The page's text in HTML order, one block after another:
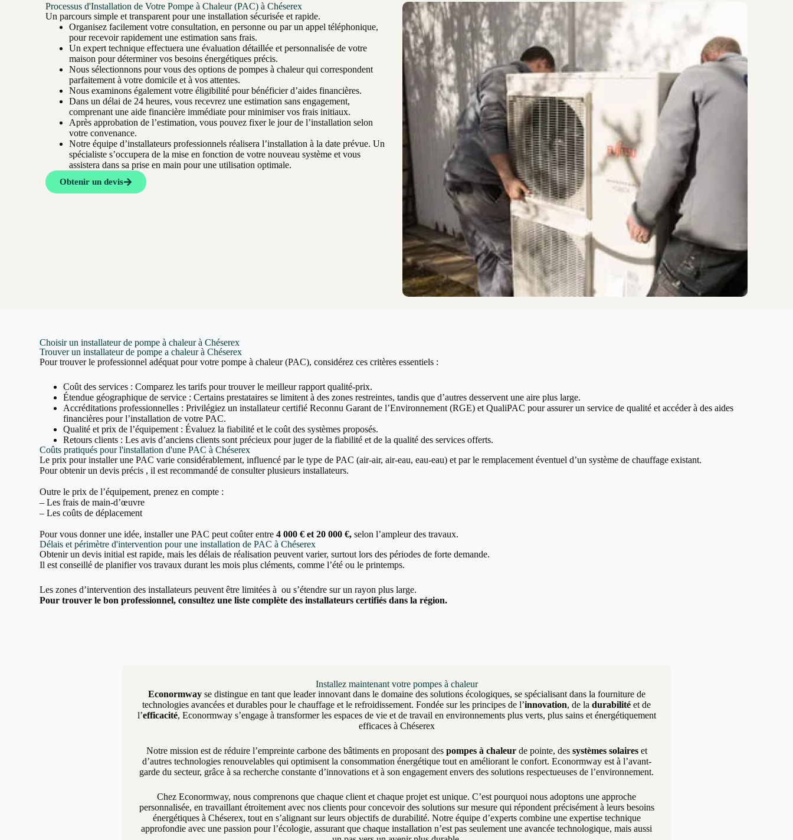
Processus d'Installation de Votre Pompe à Chaleur (PAC) à Chéserex
Un parcours simple et transparent pour une installation sécurisée et rapide.
Organisez facilement votre consultation, en personne ou par un appel téléphonique,
pour recevoir rapidement une estimation sans frais.
Un expert technique effectuera une évaluation détaillée et personnalisée de votre
maison pour déterminer vos besoins énergétiques précis.
Nous sélectionnons pour vous des options de pompes à chaleur qui correspondent
parfaitement à votre domicile et à vos attentes.
Nous examinons également votre éligibilité pour bénéficier d’aides financières.
Dans un délai de 24 heures, vous recevrez une estimation sans engagement,
comprenant une aide financière immédiate pour minimiser vos frais initiaux.
Après approbation de l’estimation, vous pouvez fixer le jour de l’installation selon
votre convenance.
Notre équipe d’installateurs professionnels réalisera l’installation à la date prévue. Un
spécialiste s’occupera de la mise en fonction de votre nouveau système et vous
assistera dans sa prise en main pour une utilisation optimale.
Obtenir un devis
Choisir un installateur de pompe à chaleur à Chéserex
Trouver un installateur de pompe a chaleur à Chéserex
Pour trouver le professionnel adéquat pour votre pompe à chaleur (PAC), considérez ces critères essentiels :
Coût des services : Comparez les tarifs pour trouver le meilleur rapport qualité-prix.
Étendue géographique de service : Certains prestataires se limitent à des zones restreintes, tandis que d’autres desservent une aire plus large.
Accréditations professionnelles : Privilégiez un installateur certifié Reconnu Garant de l’Environnement (RGE) et QualiPAC pour assurer un service de qualité et accéder à des aides
financières pour l’installation de votre PAC.
Qualité et prix de l’équipement : Évaluez la fiabilité et le coût des systèmes proposés.
Retours clients : Les avis d’anciens clients sont précieux pour juger de la fiabilité et de la qualité des services offerts.
Coûts pratiqués pour l'installation d'une PAC à Chéserex
Le prix pour installer une PAC varie considérablement, influencé par le type de PAC (air-air, air-eau, eau-eau) et par le remplacement éventuel d’un système de chauffage existant.
Pour obtenir un devis précis , il est recommandé de consulter plusieurs installateurs.
Outre le prix de l’équipement, prenez en compte :
– Les frais de main-d’œuvre
– Les coûts de déplacement
Pour vous donner une idée, installer une PAC peut coûter entre4 000 € et 20 000 €, selon l’ampleur des travaux.
Délais et périmètre d'intervention pour une installation de PAC à Chéserex
Obtenir un devis initial est rapide, mais les délais de réalisation peuvent varier, surtout lors des périodes de forte demande.
Il est conseillé de planifier vos travaux durant les mois plus cléments, comme l’été ou le printemps.
Les zones d’intervention des installateurs peuvent être limitées à ou s’étendre sur un rayon plus large.
Pour trouver le bon professionnel, consultez une liste complète des installateurs certifiés dans la région.
Installez maintenant votre pompes à chaleur
Econormwayse distingue en tant que leader innovant dans le domaine des solutions écologiques, se spécialisant dans la fourniture de
technologies avancées et durables pour le chauffage et le refroidissement. Fondée sur les principes de l’innovation, de la durabilité et de
l’efficacité, Econormway s’engage à transformer les espaces de vie et de travail en environnements plus verts, plus sains et énergétiquement
efficaces à Chéserex
Notre mission est de réduire l’empreinte carbone des bâtiments en proposant des pompes à chaleurde pointe, des systèmes solaireset
d’autres technologies renouvelables qui optimisent la consommation énergétique tout en améliorant le confort. Econormway est à l’avant-
garde du secteur, grâce à sa recherche constante d’innovations et à son engagement envers des solutions respectueuses de l’environnement.
Chez Econormway, nous comprenons que chaque client et chaque projet est unique. C’est pourquoi nous adoptons une approche
personnalisée, en travaillant étroitement avec nos clients pour concevoir des solutions sur mesure qui répondent précisément à leurs besoins
énergétiques à Chéserex, tout en s’alignant sur leurs objectifs de durabilité. Notre équipe d’experts combine une expertise technique
approfondie avec une passion pour l’écologie, assurant que chaque installation n’est pas seulement une avancée technologique, mais aussi